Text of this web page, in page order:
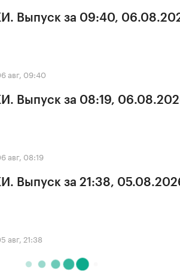
Выпуск за 09:40,
авг, 09:40
Выпуск за 08:19,
авг, 08:19
Выпуск за 21:38,
авг, 21:38